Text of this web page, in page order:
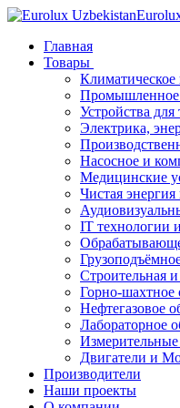
Главная
Товары
Климатическое
Промышленное
Устройства
Электрика,
Насосное и
Медицинские
Чистая
IT технологии
Строительная
Горно-шахтное
Нефтегазовое
Лабораторное
Двигатели и
Производители
Наши проекты